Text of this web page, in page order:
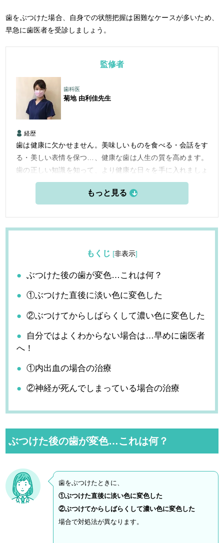
歯をぶつけた場合、自身での状態把握は困難なケースが多いため、
早急に歯医者を受診しましょう。
監修者
歯科医
菊地 由利佳先生
経歴
歯は健康に欠かせません。美味しいものを食べる・会話をす
る・美しい表情を保つ…、健康な歯は人生の質を高めます。
歯の正しい知識を知って、より健康な日々を手に入れましょ
もくじ [非表示]
ぶつけた後の歯が変色…これは何？
①ぶつけた直後に淡い色に変色した
②ぶつけてからしばらくして濃い色に変色した
自分ではよくわからない場合は…早めに歯医者
へ！
①内出血の場合の治療
②神経が死んでしまっている場合の治療
ぶつけた後の歯が変色…これは何？
歯をぶつけたときに、
①ぶつけた直後に淡い色に変色した
②ぶつけてからしばらくして濃い色に変色した
場合で対処法が異なります。